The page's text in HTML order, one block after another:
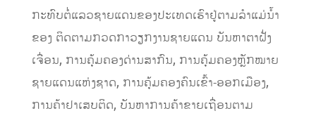
ກະທົບຕໍ່ແລວຊາຍແດນຂອງປະເທດເຮົາຢູ່ຕາມລໍາແມ່ນໍ້າ
ຂອງ ຕິດຕາມກວດກາວຽກງານຊາຍແດນ ບັນຫາຕາຝັ່ງ
ເຈື່ອນ, ການຄຸ້ມຄອງດ່ານສາກົນ, ການຄຸ້ມຄອງຫຼັກໝາຍ
ຊາຍແດນແຫ່ງຊາດ, ການຄຸ້ມຄອງຄົນເຂົ້າ-ອອກເມືອງ,
ການຄ້າຢາເສບຕິດ, ບັນຫາການຄ້າຂາຍເຖື່ອນຕາມ